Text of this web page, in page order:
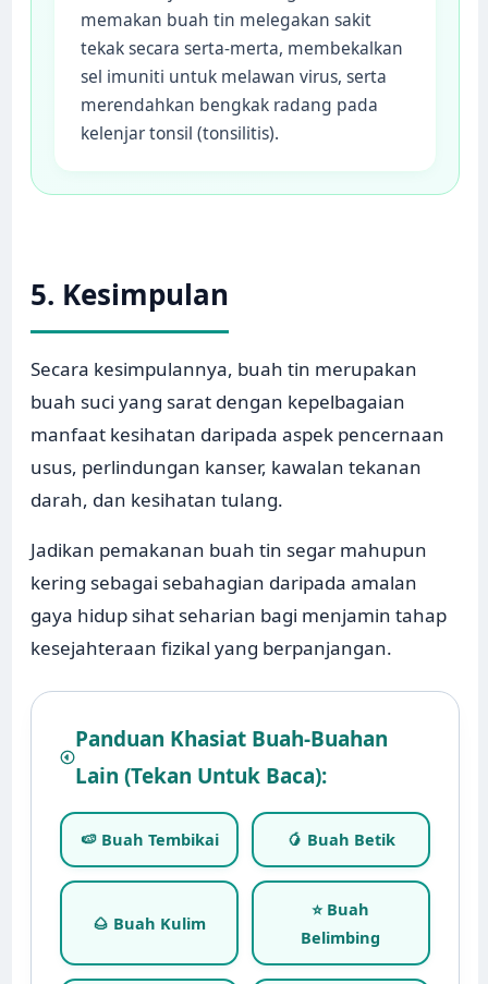
memakan buah tin melegakan sakit
tekak secara serta-merta, membekalkan
sel imuniti untuk melawan virus, serta
merendahkan bengkak radang pada
kelenjar tonsil (tonsilitis).
5. Kesimpulan
Secara kesimpulannya, buah tin merupakan
buah suci yang sarat dengan kepelbagaian
manfaat kesihatan daripada aspek pencernaan
usus, perlindungan kanser, kawalan tekanan
darah, dan kesihatan tulang.
Jadikan pemakanan buah tin segar mahupun
kering sebagai sebahagian daripada amalan
gaya hidup sihat seharian bagi menjamin tahap
kesejahteraan fizikal yang berpanjangan.
Panduan Khasiat Buah-Buahan
Lain (Tekan Untuk Baca):
🍉 Buah Tembikai 🥭 Buah Betik
🌰 Buah Kulim
⭐ Buah
Belimbing